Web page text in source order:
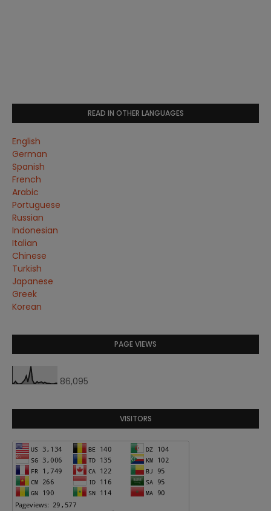
READ IN OTHER LANGUAGES
English
German
Spanish
French
Arabic
Portuguese
Russian
Indonesian
Italian
Chinese
Turkish
Japanese
Greek
Korean
PAGE VIEWS
86,095
VISITORS